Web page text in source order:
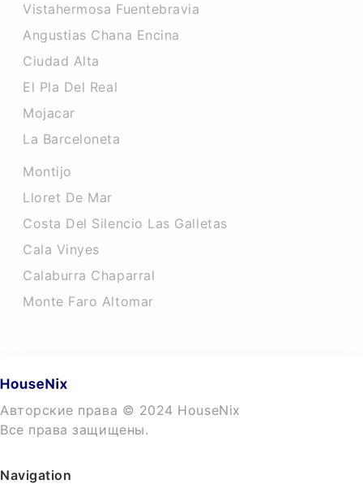
Vistahermosa Fuentebravia
Angustias Chana Encina
Ciudad Alta
El Pla Del Real
Mojacar
La Barceloneta
Montijo
Lloret De Mar
Costa Del Silencio Las Galletas
Cala Vinyes
Calaburra Chaparral
Monte Faro Altomar
Авторские права © 2024 HouseNix
Все права защищены.
Navigation